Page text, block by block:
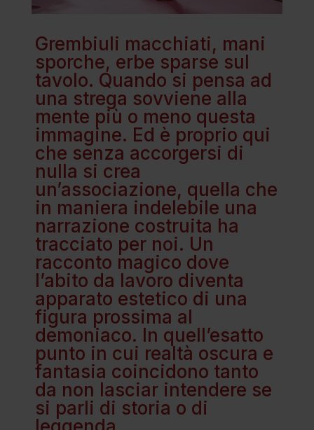
Grembiuli macchiati, mani
sporche, erbe sparse sul
tavolo. Quando si pensa ad
una strega sovviene alla
mente più o meno questa
immagine. Ed è proprio qui
che senza accorgersi di
nulla si crea
un’associazione, quella che
in maniera indelebile una
narrazione costruita ha
tracciato per noi. Un
racconto magico dove
l’abito da lavoro diventa
apparato estetico di una
figura prossima al
demoniaco. In quell’esatto
punto in cui realtà oscura e
fantasia coincidono tanto
da non lasciar intendere se
si parli di storia o di